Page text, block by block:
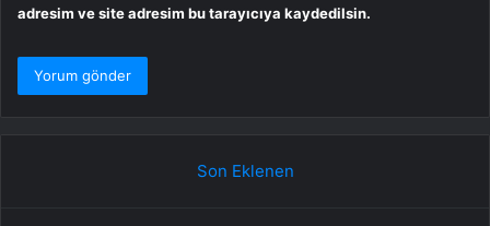
adresim ve site adresim bu tarayıcıya kaydedilsin.
Son Eklenen